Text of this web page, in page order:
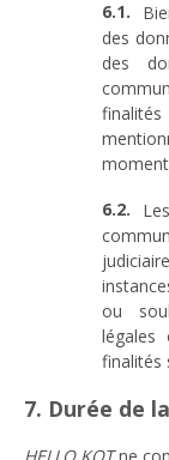
des
des
ou
légales
finalités
7. Durée de